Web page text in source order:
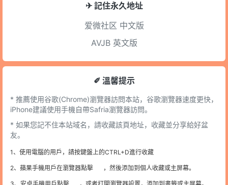
✈ 記住永久地址
爱微社区 中文版
AVJB英文版
✐ 溫馨提示
* 推薦使用谷歌(Chrome)瀏覽器訪問本站，谷歌瀏覽器速度更快，
iPhone建議使用手機自帶Safria瀏覽器訪問。
* 如果您記不住本站域名，請收藏該頁地址，收藏並分享給好盆
友。
1、使用電腦的用戶，請按鍵盤上的CTRL+D進行收藏
2、蘋果手機用戶在瀏覽器點擊 ，然後添加到個人收藏或主屏幕。